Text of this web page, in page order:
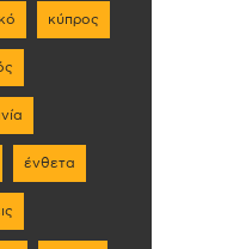
κύπρος
ένθετα